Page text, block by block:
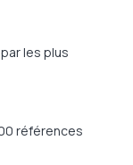
les plus
références